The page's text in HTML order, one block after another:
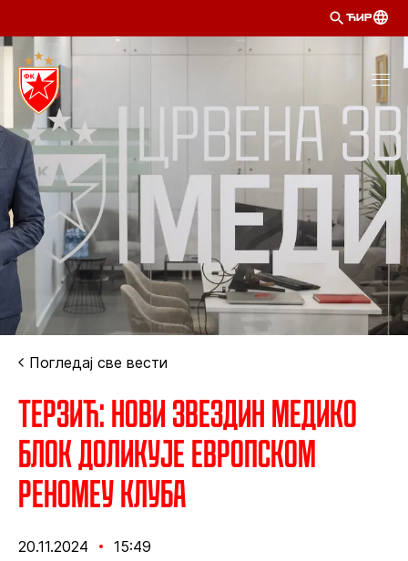
ЋИР
Погледај све вести
Терзић: Нови Звездин Медико
блок доликује европском
реномеу клуба
20.11.2024 15:49